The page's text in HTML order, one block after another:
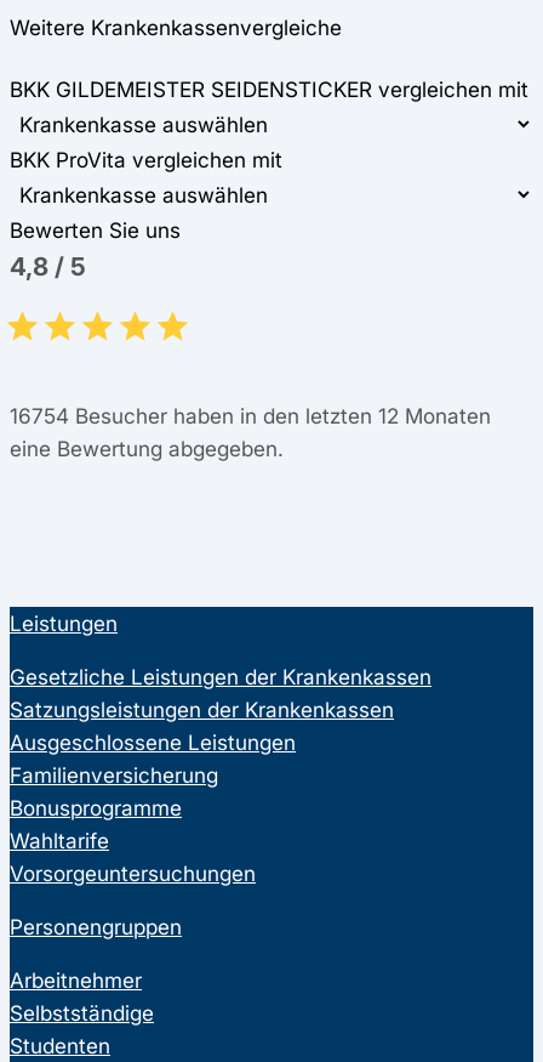
Weitere Krankenkassenvergleiche
BKK GILDEMEISTER SEIDENSTICKER vergleichen mit
BKK ProVita vergleichen mit
Bewerten Sie uns
4,8 / 5
16754 Besucher haben in den letzten 12 Monaten
eine Bewertung abgegeben.
Leistungen
Gesetzliche Leistungen der Krankenkassen
Satzungsleistungen der Krankenkassen
Ausgeschlossene Leistungen
Familienversicherung
Bonusprogramme
Wahltarife
Vorsorgeuntersuchungen
Personengruppen
Arbeitnehmer
Selbstständige
Studenten